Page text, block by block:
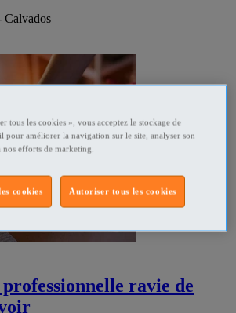
Calvados
professionnelle ravie de
tous les cookies », vous acceptez le stockage de
pour améliorer la navigation sur le site, analyser son
efforts de marketing.
Autoriser tous les cookies
cookies